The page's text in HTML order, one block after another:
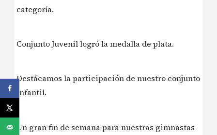
categoría.
Conjunto Juvenil logró la medalla de plata.
Destácamos la participación de nuestro conjunto
infantil.
Un gran fin de semana para nuestras gimnastas